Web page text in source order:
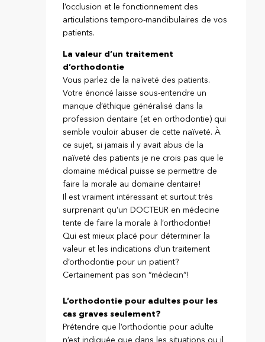
l’occlusion et le fonctionnement des
articulations temporo-mandibulaires de vos
patients.
La valeur d’un traitement
d’orthodontie
Vous parlez de la naïveté des patients.
Votre énoncé laisse sous-entendre un
manque d’éthique généralisé dans la
profession dentaire (et en orthodontie) qui
semble vouloir abuser de cette naïveté. À
ce sujet, si jamais il y avait abus de la
naïveté des patients je ne crois pas que le
domaine médical puisse se permettre de
faire la morale au domaine dentaire!
Il est vraiment intéressant et surtout très
surprenant qu’un DOCTEUR en médecine
tente de faire la morale à l’orthodontie!
Qui est mieux placé pour déterminer la
valeur et les indications d’un traitement
d’orthodontie pour un patient?
Certainement pas son “médecin”!
L’orthodontie pour adultes pour les
cas graves seulement?
Prétendre que l’orthodontie pour adulte